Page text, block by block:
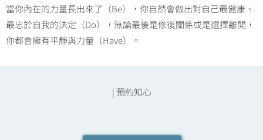
當你內在的力量長出來了（Be），你自然會做出對自己最健康、
最忠於自我的決定（Do），無論最後是修復關係或是選擇離開，
你都會擁有平靜與力量（Have）。
| 預約知心